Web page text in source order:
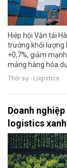
Hiệp hội Vận tải
trưởng khối lượng
+0,7%, giảm
mảng hàng hóa
Thời sự - Logistics
Doanh
logistics